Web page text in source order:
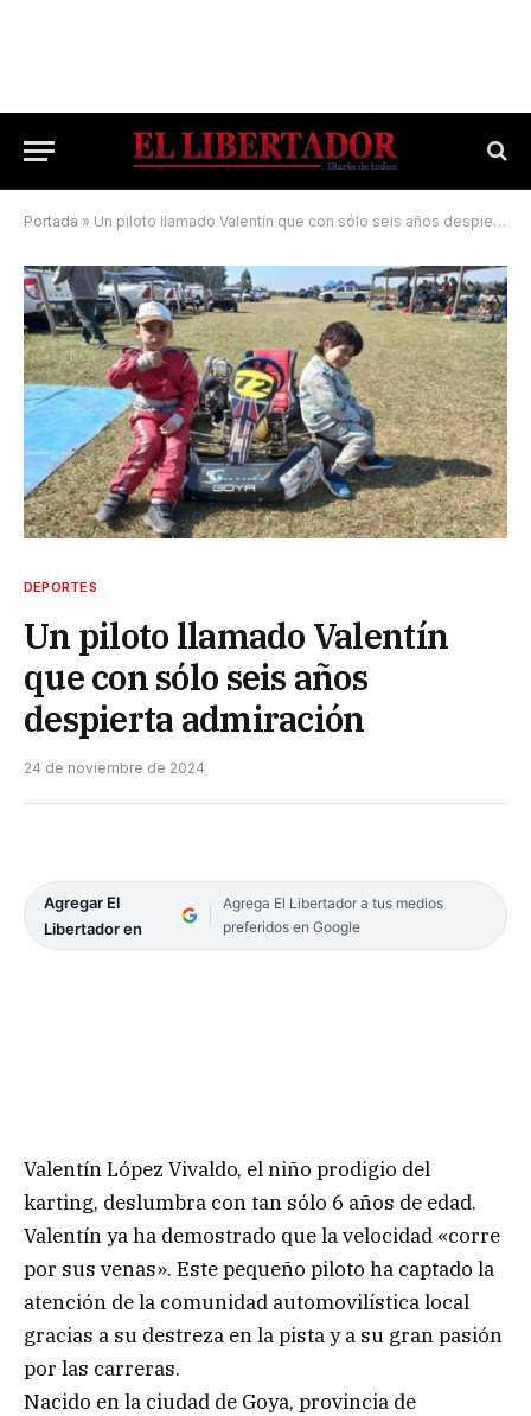
Portada » Un piloto llamado Valentín que con sólo seis años despierta admiración
DEPORTES
Un piloto llamado Valentín
que con sólo seis años
despierta admiración
24 de noviembre de 2024
Agregar El
Libertador en
Agrega El Libertador a tus medios
preferidos en Google
Valentín López Vivaldo, el niño prodigio del
karting, deslumbra con tan sólo 6 años de edad.
Valentín ya ha demostrado que la velocidad «corre
por sus venas». Este pequeño piloto ha captado la
atención de la comunidad automovilística local
gracias a su destreza en la pista y a su gran pasión
por las carreras.
Nacido en la ciudad de Goya, provincia de